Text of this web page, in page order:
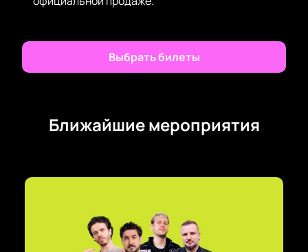
Выбрать билеты
Ближайшие мероприятия